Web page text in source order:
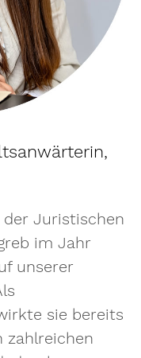
Juristischen
im Jahr
unserer
sie bereits
zahlreichen